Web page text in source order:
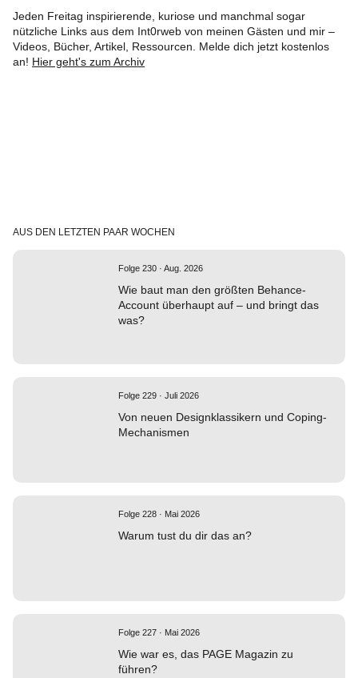
Jeden Freitag inspirierende, kuriose und manchmal sogar
nützliche Links aus dem Int0rweb von meinen Gästen und mir –
Videos, Bücher, Artikel, Ressourcen. Melde dich jetzt kostenlos
an! Hier geht's zum Archiv
AUS DEN LETZTEN PAAR WOCHEN
Folge 230 · Aug. 2026
Wie baut man den größten Behance-
Account überhaupt auf – und bringt das
was?
Folge 229 · Juli 2026
Von neuen Designklassikern und Coping-
Mechanismen
Folge 228 · Mai 2026
Warum tust du dir das an?
Folge 227 · Mai 2026
Wie war es, das PAGE Magazin zu
führen?